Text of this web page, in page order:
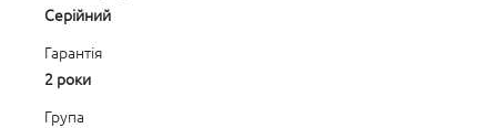
Серійний
Гарантія
2 роки
Група